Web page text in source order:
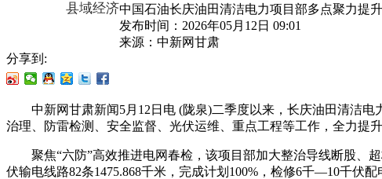
县域经济中国石油长庆油田清洁电力项目部多点聚力提
发布时间： 2026年05月12日 09:01
来源： 中新网甘肃
分享到:
中新网甘肃新闻5月12日电 (陇泉)二季度以来，长庆油田清洁电
治理、防雷检测、安全监督、光伏运维、重点工程等工作，全力提
聚焦“六防”高效推进电网春检，该项目部加大整治导线断股、超
伏输电线路82条1475.868千米，完成计划100%，检修6千—10千伏配